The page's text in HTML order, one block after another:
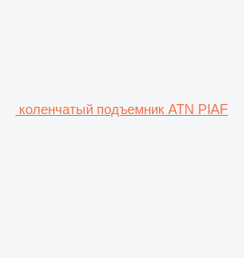
коленчатый подъемник ATN PIAF